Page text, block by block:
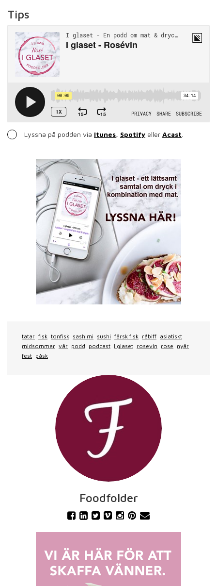
Tips
Lyssna på podden via Itunes, Spotify eller Acast
tatar fisk tonfisk sashimi sushi färsk fisk råbiff asiatiskt
midsommar vår podd podcast I glaset rosevin rose nyår
fest påsk
Foodfolder